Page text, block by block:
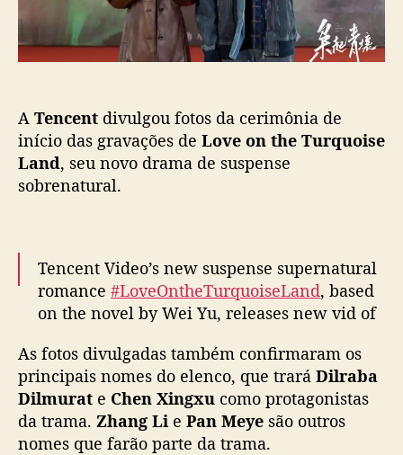
a
ç
ã
e
T
u
u
o
d
”
:
r
a
v
a
ç
A Tencent divulgou fotos da cerimônia de
início das gravações de Love on the Turquoise
Land, seu novo drama de suspense
sobrenatural.
Tencent Video’s new suspense supernatural
romance #LoveOntheTurquoiseLand, based
on the novel by Wei Yu, releases new vid of
begins#枭起青壤
pic.twitter.com/DOKV9A86fa
— cdrama tweets (@dramapotatoe)March
19, 2024
As fotos divulgadas também confirmaram os
principais nomes do elenco, que trará Dilraba
Dilmurat e Chen Xingxu como protagonistas
da trama. Zhang Li e Pan Meye são outros
nomes que farão parte da trama.